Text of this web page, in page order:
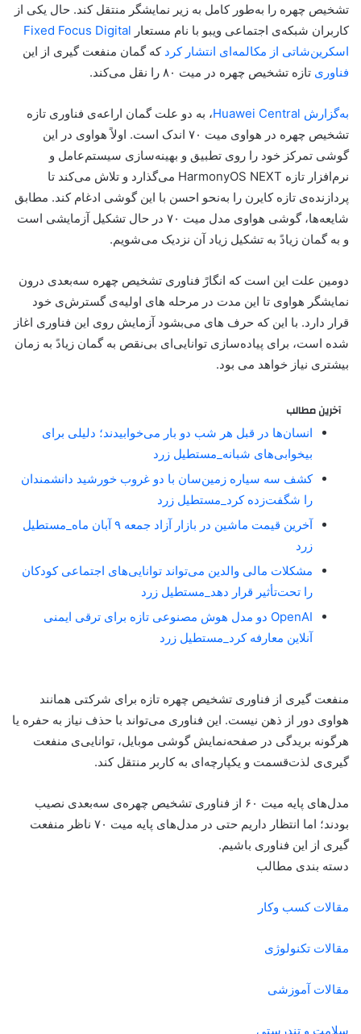
تشخیص چهره را به‌طور کامل به زیر نمایشگر منتقل کند. حال یکی از
کاربران شبکه‌ی اجتماعی ویبو با نام مستعار Fixed Focus Digital
اسکرین‌شاتی از مکالمه‌ای انتشار کرد که گمان منفعت گیری از این
فناوری تازه تشخیص چهره در میت ۸۰ را نقل می‌کند.
به‌گزارش Huawei Central
، به دو علت گمان اراعه‌ی فناوری تازه
تشخیص چهره در هواوی میت ۷۰ اندک است. اولاً هواوی در این
گوشی تمرکز خود را روی تطبیق و بهینه‌سازی سیستم‌عامل و
نرم‌افزار تازه HarmonyOS NEXT می‌گذارد و تلاش می‌کند تا
پردازنده‌ی تازه کایرن را به‌نحو احسن با این گوشی ادغام کند. مطابق
شایعه‌ها، گوشی هواوی مدل میت ۷۰ در حال تشکیل آزمایشی است
و به گمان زیادً به تشکیل زیاد آن نزدیک می‌شویم.
دومین علت این است که انگارً فناوری تشخیص چهره سه‌بعدی درون
نمایشگر هواوی تا این مدت در مرحله های اولیه‌ی گسترش‌ی خود
قرار دارد. با این که حرف های می‌بشود آزمایش روی این فناوری اغاز
شده است، برای پیاده‌سازی توانایی‌ای بی‌نقص به گمان زیادً به زمان
بیشتری نیاز خواهد می بود.
آخرین مطالب
انسان‌ها در قبل هر شب دو بار می‌خوابیدند؛ دلیلی برای
بیخوابی‌های شبانه_مستطیل زرد
کشف سه سیاره زمین‌سان با دو غروب خورشید دانشمندان
را شگفت‌زده کرد_مستطیل زرد
آخرین قیمت ماشین در بازار آزاد جمعه ۹ آبان ماه_مستطیل
زرد
مشکلات مالی والدین می‌تواند توانایی‌های اجتماعی کودکان
را تحت‌تأثیر قرار دهد_مستطیل زرد
OpenAI دو مدل هوش مصنوعی تازه برای ترقی ایمنی
آنلاین معارفه کرد_مستطیل زرد
منفعت گیری از فناوری تشخیص چهره‌ تازه برای شرکتی همانند
هواوی دور از ذهن نیست. این فناوری می‌تواند با حذف نیاز به حفره یا
هرگونه بریدگی در صفحه‌نمایش گوشی موبایل، توانایی‌ی منفعت
گیری‌ی لذت‌قسمت‌ و یکپارچه‌ای به کاربر منتقل کند.
مدل‌های پایه میت ۶۰ از فناوری تشخیص چهره‌ی سه‌بعدی نصیب
بودند؛ اما انتظار داریم حتی در مدل‌های پایه میت ۷۰ ناظر منفعت
گیری از این فناوری باشیم.
دسته بندی مطالب
مقالات کسب وکار
مقالات تکنولوژی
مقالات آموزشی
سلامت و تندرستی